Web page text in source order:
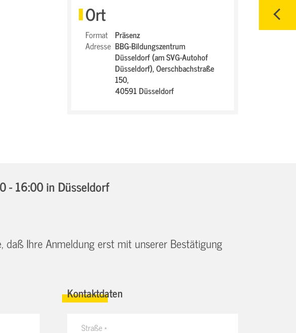
Ort
Format Präsenz
Adresse BBG-Bildungszentrum
Düsseldorf (am SVG-Autohof
Düsseldorf),Oerschbachstraße
150,
40591 Düsseldorf
- 16:00in Düsseldorf
daß Ihre Anmeldung erst mit unserer Bestätigung
Kontaktdaten